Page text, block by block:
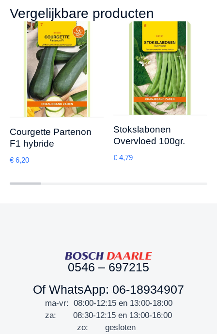
Vergelijkbare producten
Courgette Partenon
F1 hybride
€ 6,20
Stokslabonen
Overvloed 100gr.
€ 4,79
0546 – 697215
Of WhatsApp: 06-18934907
ma-vr: 08:00-12:15 en 13:00-18:00
za: 08:30-12:15 en 13:00-16:00
zo: gesloten